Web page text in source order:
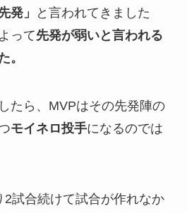
発」
と言われてきました
って先発が弱いと言われる
。
たら、MVPはその先発陣の
モイネロ投手になるのでは
2試合続けて試合が作れなか